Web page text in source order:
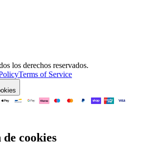
los derechos reservados.
Terms of Service
cookies